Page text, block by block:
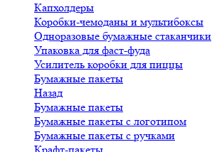
Капхолдеры
Коробки-чемоданы и мультибоксы
Одноразовые бумажные стаканчики
Упаковка для фаст-фуда
Усилитель коробки для пиццы
Бумажные пакеты
Назад
Бумажные пакеты
Бумажные пакеты с логотипом
Бумажные пакеты с ручками